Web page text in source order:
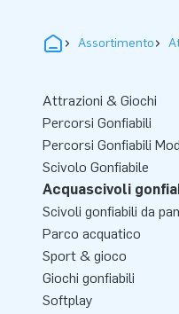
Assortimento
Attrazioni & Giochi
Percorsi Gonfiabili
Percorsi Gonfiabili
Scivolo Gonfiabile
Acquascivoli
Scivoli gonfiabili da
Parco acquatico
Sport & gioco
Giochi gonfiabili
Softplay